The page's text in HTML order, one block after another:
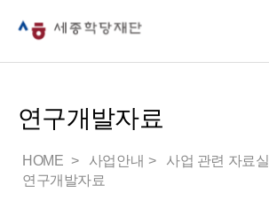
연구개발자료
HOME 사업안내
사업 관련 자료실
연구개발자료